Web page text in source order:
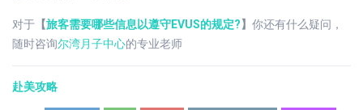
对于 【旅客需要哪些信息以遵守EVUS的规定?】 你还有什么疑问，
随时咨询尔湾月子中心的专业老师
赴美攻略